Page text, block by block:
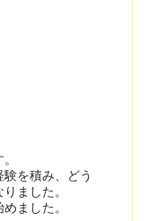
を積み、どう
ました。
ました。